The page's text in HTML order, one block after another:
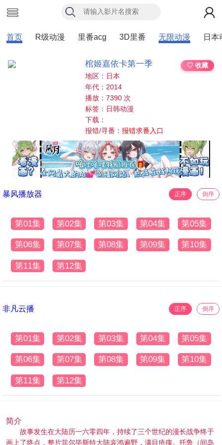
首页 R级动漫 里番acg 3D里番 无限动漫 日本
棺姬嘉依卡第一季
♡ 收藏
地区：日本
年代：2014
播放：7390 次
标签：日韩动漫
下载：
报错/寻番：报错求番入口
暴风播放器 正序 倒序
第01集 第02集 第03集 第04集 第05集
第06集 第07集 第08集 第09集 第10集
第11集 第12集
非凡云播 正序 倒序
第01集 第02集 第03集 第04集 第05集
第06集 第07集 第08集 第09集 第10集
第11集 第12集
简介
故事发生在大陆历一六零四年，持续了三个世纪的漫长战争终于
画上了终点，整片菲尔毕斯特大陆哀鸿遍野，满目疮痍。托鲁（间岛